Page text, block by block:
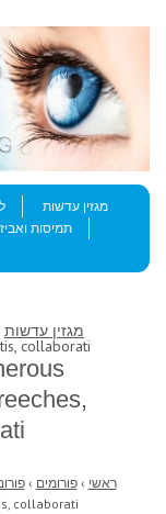
Menu
Skip to content
מגזין עדשות
תמיסות
מגזין עדשות
collaborati
ראשי › פורומים ›
collaborati